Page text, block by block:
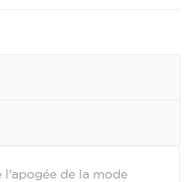
l'apogée de la mode